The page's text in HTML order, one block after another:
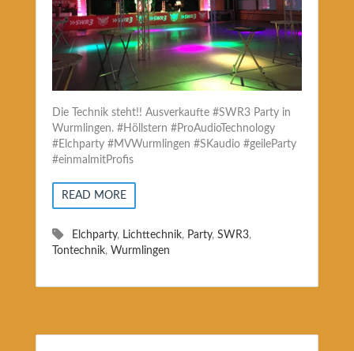
Die Technik steht!! Ausverkaufte #SWR3 Party in
Wurmlingen. #Höllstern #ProAudioTechnology
#Elchparty #MVWurmlingen #SKaudio #geileParty
#einmalmitProfis
READ MORE
Elchparty, Lichttechnik, Party, SWR3,
Tontechnik, Wurmlingen